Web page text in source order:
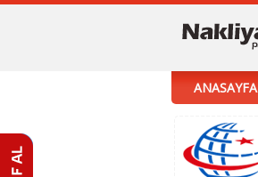
ANASAYFA